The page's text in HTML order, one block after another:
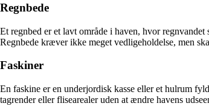
Regnbede
Et regnbed er et lavt område i haven, hvor
Regnbede kræver ikke meget vedligeholdelse, men
Faskiner
En faskine er en underjordisk kasse eller et hulrum
tagrender eller flisearealer uden at ændre havens